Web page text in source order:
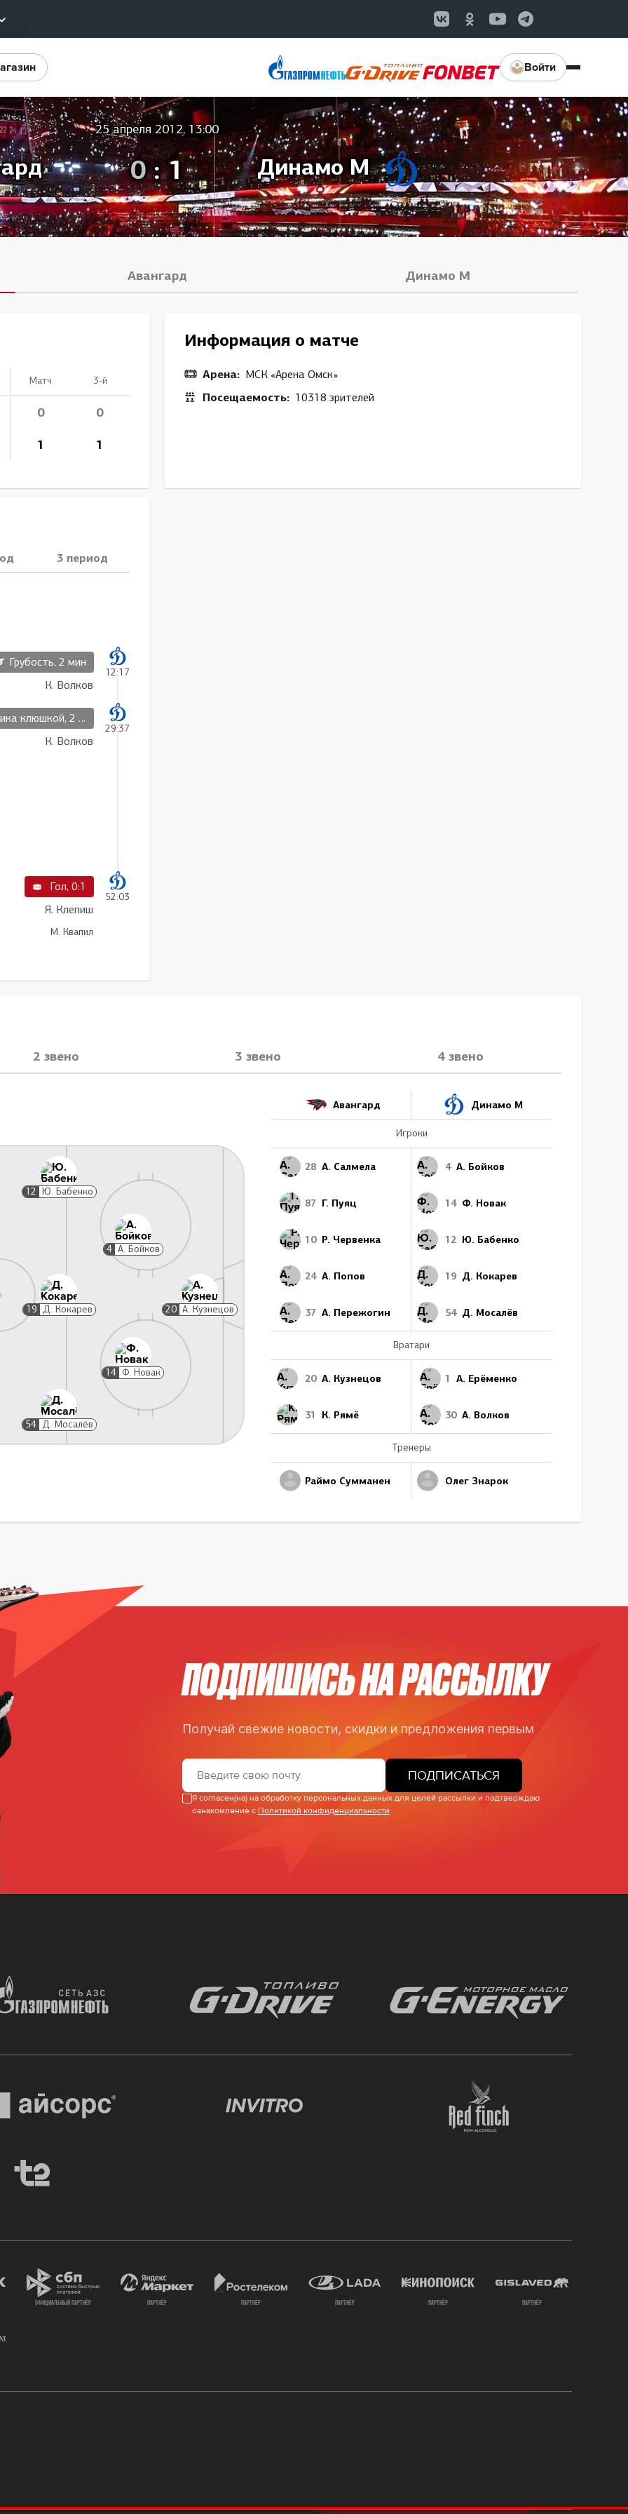
Конференция «Восток»
Дивизион Харламова
Автомобилист
Ак Барс
Металлург Мг
Нефтехимик
Трактор
Адмирал
трансляции
магазин
Войти
25 апреля 2012, 13:00
0:1 Динамо М
Авангард Динамо М
Матч 3-й
0
0
1 1
3 период
12:17
Грубость, 2 мин
К. Волков
29:37
клюшкой, 2 мин
К. Волков
52:03
Гол, 0:1
Я. Клепиш
М. Квапил
Информация о матче
Арена: МСК «Арена Омск»
Посещаемость: 10318 зрителей
2 звено 3 звено 4 звено
4 А. Бойков
14 Ф. Новак
12 Ю. Бабенко
19 Д. Кокарев
54 Д. Мосалёв
20 А. Кузнецов
Авангард Динамо М
Игроки
28 А. Салмела 4 А. Бойков
87 Г. Пуяц 14 Ф. Новак
10 Р. Червенка 12 Ю. Бабенко
24 А. Попов 19 Д. Кокарев
37 А. Пережогин 54 Д. Мосалёв
Вратари
20 А. Кузнецов 1 А. Ерёменко
31 К. Рямё 30 А. Волков
Тренеры
Раймо Сумманен Олег Знарок
ПОДПИШИСЬ НА РАССЫЛКУ
Получай свежие новости, скидки и предложения первым
ПОДПИСАТЬСЯ
Я согласен(на) на обработку персональных данных для целей рассылки и подтверждаю
ознакомление с Политикой конфиденциальности
официальный партнёр партнёр партнёр партнёр партнёр партнёр